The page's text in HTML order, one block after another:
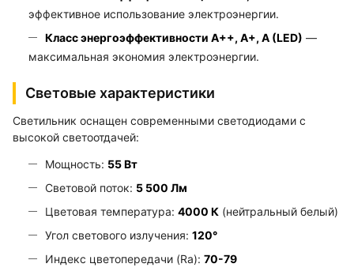
эффективное использование электроэнергии.
Класс энергоэффективности A++, A+, A (LED) —
максимальная экономия электроэнергии.
Световые характеристики
Светильник оснащен современными светодиодами с
высокой светоотдачей:
Мощность: 55 Вт
Световой поток: 5 500 Лм
Цветовая температура: 4000 К (нейтральный белый)
Угол светового излучения: 120°
Индекс цветопередачи (Ra): 70-79